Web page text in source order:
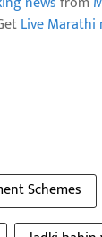
Live Marathi
Schemes